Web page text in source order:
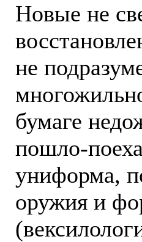
Новые не
не
бумаге
пошло-
униформа,
оружия и